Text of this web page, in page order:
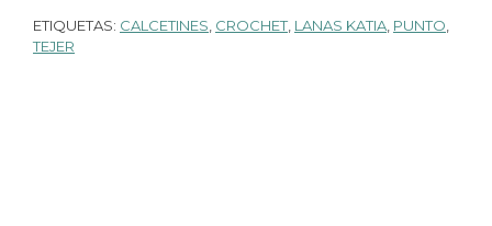
ETIQUETAS: CALCETINES, CROCHET, LANAS KATIA, PUNTO,
TEJER